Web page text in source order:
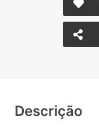
Descrição